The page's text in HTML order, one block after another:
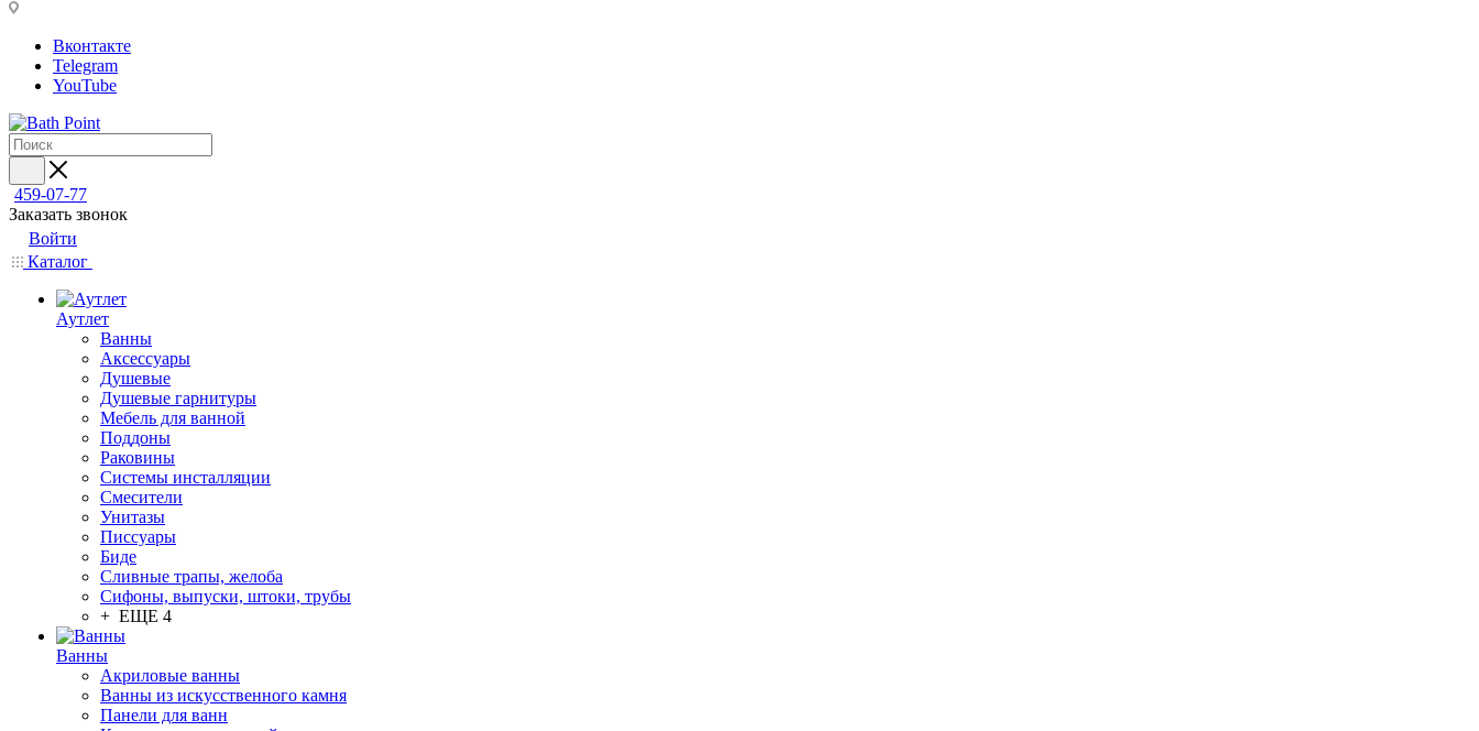
Вконтакте
Telegram
YouTube
459-07-77
Заказать звонок
Войти
Каталог
Аутлет
Ванны
Аксессуары
Душевые
Душевые гарнитуры
Мебель для ванной
Поддоны
Раковины
Системы инсталляции
Смесители
Унитазы
Писсуары
Биде
Сливные трапы, желоба
Сифоны, выпуски, штоки, трубы
+ ЕЩЕ 4
Ванны
Акриловые ванны
Ванны из искусственного камня
Панели для ванн